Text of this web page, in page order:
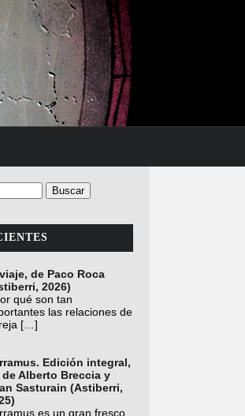
de Paco Roca
2026)
qué son tan
las relaciones de
[…]
Edición integral,
de Alberto Breccia y
Sasturain (Astiberri,
es un gran fresco